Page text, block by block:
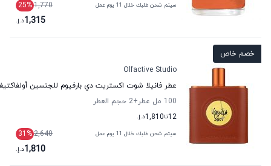
سيتم شحن طلبك خلال 11 يوم عمل 1,770
25%
1,315د.إ.
خصم خاص
Olfactive Studio
عطر فانيلا شوت اكستريت دي بارفيوم للجنسين
100 مل عطر
+2
حجم العطر
12تا1,810د.إ.
سيتم شحن طلبك خلال 11 يوم عمل 2,640
31 %
1,810د.إ.